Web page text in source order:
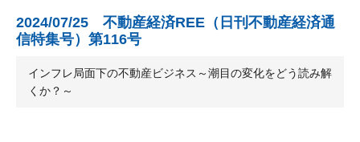
2024/07/25 不動産経済REE（日刊不動産経済通
信特集号）第116号
インフレ局面下の不動産ビジネス～潮目の変化をどう読み解
くか？～